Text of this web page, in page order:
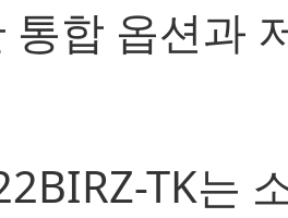
통합 옵션과
TK는